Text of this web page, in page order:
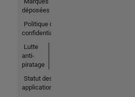
déposées
Politique de
confidentialité
Lutte
anti-
piratage
Statut des
applications